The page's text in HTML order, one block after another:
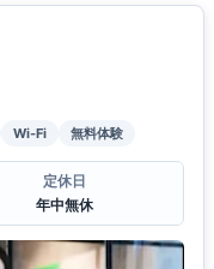
Wi-Fi 無料体験
定休日
年中無休